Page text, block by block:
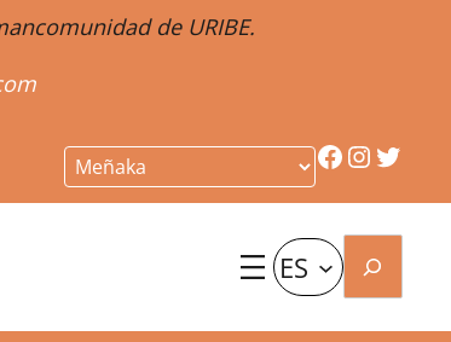
de URIBE.
Facebook
ES Buscar